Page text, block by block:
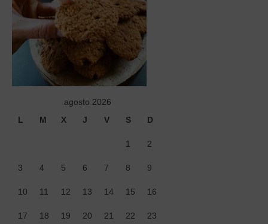
Contacto
Recetas
Blog
agosto 2026
L
M X J V S D
1 2
3 4 5 6 7 8 9
10 11 12 13 14 15 16
17 18 19 20 21 22 23